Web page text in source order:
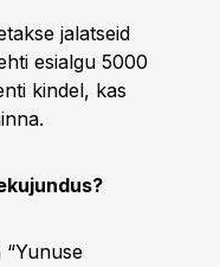
jalatseid
esialgu 5000
kindel, kas